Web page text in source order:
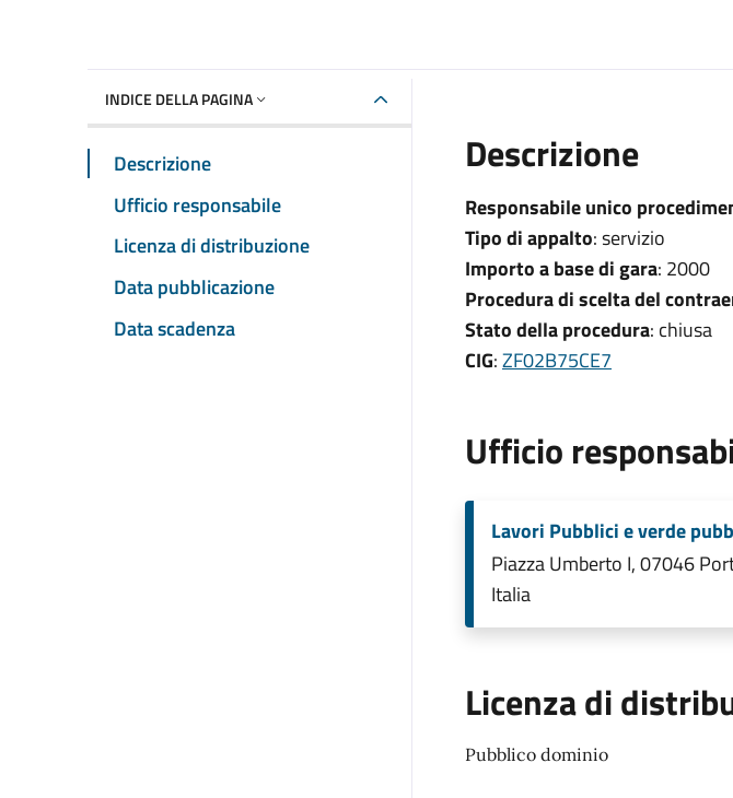
INDICE DELLA PAGINA
Descrizione
Ufficio responsabile
Licenza di distribuzione
Data pubblicazione
Data scadenza
Descrizione
Responsabile unico
Tipo di appalto: servizio
Importo a base di gara: 2000
Procedura di scelta del
Stato della procedura: chiusa
CIG:ZF02B75CE7
Ufficio
Lavori Pubblici e verde
Piazza Umberto I, 07046
Italia
Licenza di
Pubblico dominio